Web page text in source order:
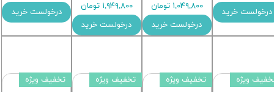
درخولست خرید
۱,۰۴۹,۸۰۰ تومان
درخولست خرید
۱,۹۴۹,۸۰۰ تومان
درخولست خرید
درخولست خرید
ویژه تخفیف ویژه تخفیف ویژه تخفیف ویژه